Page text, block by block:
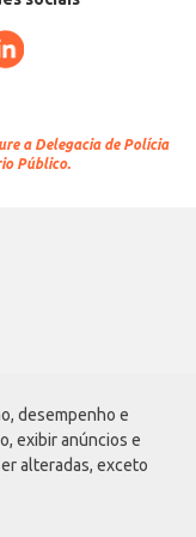
desempenho e
exibir anúncios e
alteradas, exceto
a Delegacia de Polícia
Público.
São Paulo - SP | CEP
09
e jurídicos: